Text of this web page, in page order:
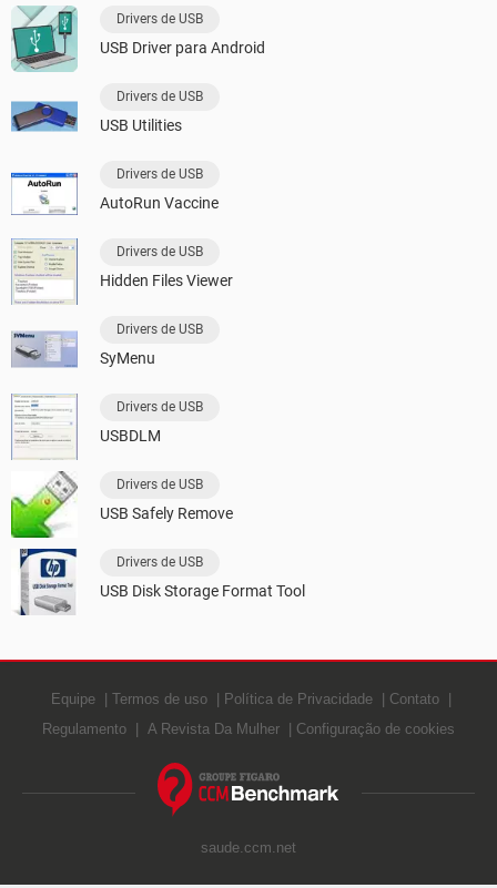
Drivers de USB
USB Driver para Android
Drivers de USB
USB Utilities
Drivers de USB
AutoRun Vaccine
Drivers de USB
Hidden Files Viewer
Drivers de USB
SyMenu
Drivers de USB
USBDLM
Drivers de USB
USB Safely Remove
Drivers de USB
USB Disk Storage Format Tool
Equipe Termos de uso Política de Privacidade
Contato
Regulamento
A Revista Da Mulher Configuração de cookies
saude.ccm.net